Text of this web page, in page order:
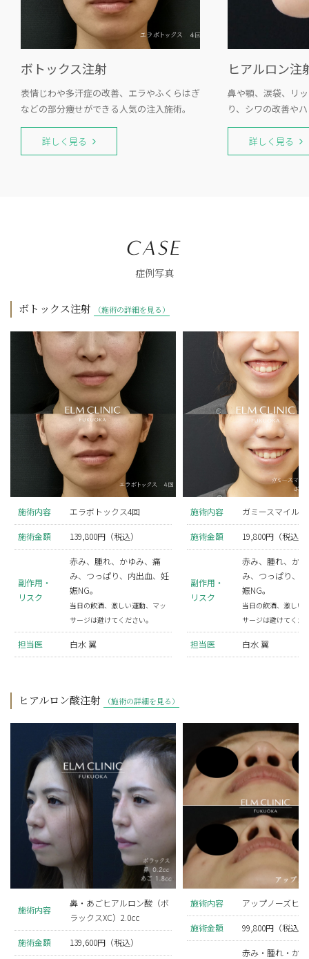
ボトックス注射
表情じわや多汗症の改善、エラやふくらはぎ
などの部分痩せができる人気の注入施術。
詳しく見る
ヒアルロン注
鼻や顎、涙袋、リ
り、シワの改善や
詳しく見る
症例写真
ボトックス注射 （施術の詳細を見る）
施術内容 エラボトックス4回
施術金額 139,800円（税込）
副作用・
リスク
赤み、腫れ、かゆみ、痛
み、つっぱり、内出血、妊
娠NG。
当日の飲酒、激しい運動、マッ
サージは避けてください。
担当医 白水 翼
施術内容 ガミースマイル
施術金額 19,800円（税込）
副作用・
リスク
赤み、腫れ、か
み、つっぱり、
娠NG。
当日の飲酒、激しい
サージは避けてくだ
担当医 白水 翼
ヒアルロン酸注射 （施術の詳細を見る）
施術内容
鼻・あごヒアルロン酸（ボ
ラックスXC）2.0cc
施術金額 139,600円（税込）
施術内容 アップノーズヒ
施術金額 99,800円（税込）
赤み・腫れ・か